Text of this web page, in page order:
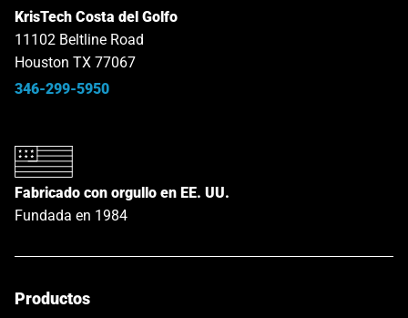
KrisTech Costa del Golfo
11102 Beltline Road
Houston TX 77067
346-299-5950
Fabricado con orgullo en EE. UU.
Fundada en 1984
Productos